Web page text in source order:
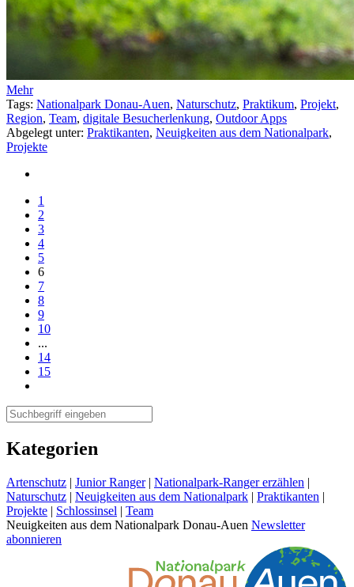
Mehr
Tags: Nationalpark Donau-Auen, Naturschutz, Praktikum, Projekt,
Region, Team, digitale Besucherlenkung, Outdoor Apps
Abgelegt unter: Praktikanten, Neuigkeiten aus dem Nationalpark,
Projekte
1
2
3
4
5
6
7
8
9
10
...
14
15
Kategorien
Artenschutz | Junior Ranger | Nationalpark-Ranger erzählen |
Naturschutz | Neuigkeiten aus dem Nationalpark | Praktikanten |
Projekte | Schlossinsel | Team
Neuigkeiten aus dem Nationalpark Donau-Auen Newsletter
abonnieren